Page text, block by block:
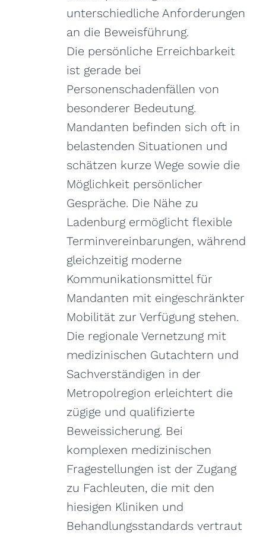
unterschiedliche Anforderungen
an die Beweisführung.
Die persönliche Erreichbarkeit
ist gerade bei
Personenschadenfällen von
besonderer Bedeutung.
Mandanten befinden sich oft in
belastenden Situationen und
schätzen kurze Wege sowie die
Möglichkeit persönlicher
Gespräche. Die Nähe zu
Ladenburg ermöglicht flexible
Terminvereinbarungen, während
gleichzeitig moderne
Kommunikationsmittel für
Mandanten mit eingeschränkter
Mobilität zur Verfügung stehen.
Die regionale Vernetzung mit
medizinischen Gutachtern und
Sachverständigen in der
Metropolregion erleichtert die
zügige und qualifizierte
Beweissicherung. Bei
komplexen medizinischen
Fragestellungen ist der Zugang
zu Fachleuten, die mit den
hiesigen Kliniken und
Behandlungsstandards vertraut